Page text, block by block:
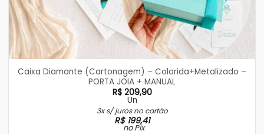
Caixa Diamante (Cartonagem) – Colorida+Metalizado –
PORTA JOIA + MANUAL
R$209,90
Un
3x s/ juros no cartão
R$199,41
no Pix